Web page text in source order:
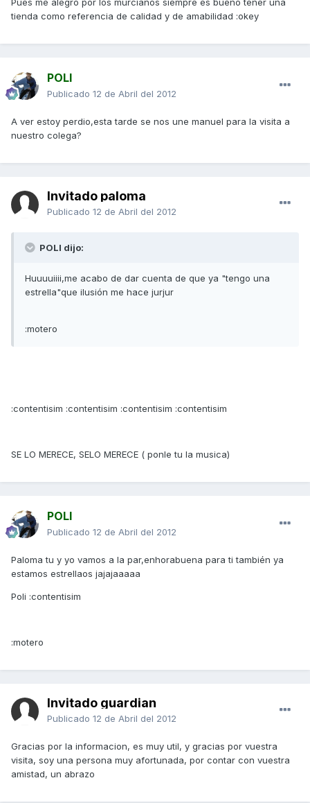
Pues me alegro por los murcianos siempre es bueno tener una
tienda como referencia de calidad y de amabilidad :okey
POLI
Publicado 12 de Abril del 2012
A ver estoy perdio,esta tarde se nos une manuel para la visita a
nuestro colega?
Invitado paloma
Publicado 12 de Abril del 2012
POLI dijo:
Huuuuiiii,me acabo de dar cuenta de que ya "tengo una
estrella"que ilusión me hace jurjur
:motero
:contentisim :contentisim :contentisim :contentisim
SE LO MERECE, SELO MERECE ( ponle tu la musica)
POLI
Publicado 12 de Abril del 2012
Paloma tu y yo vamos a la par,enhorabuena para ti también ya
estamos estrellaos jajajaaaaa
Poli :contentisim
:motero
Invitado guardian
Publicado 12 de Abril del 2012
Gracias por la informacion, es muy util, y gracias por vuestra
visita, soy una persona muy afortunada, por contar con vuestra
amistad, un abrazo